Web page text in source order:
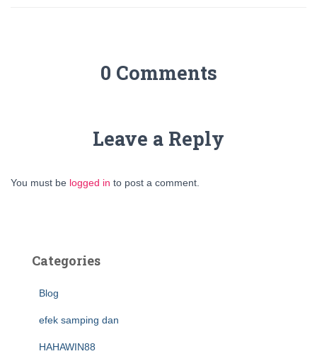
0 Comments
Leave a Reply
You must be logged in to post a comment.
Categories
Blog
efek samping dan
HAHAWIN88